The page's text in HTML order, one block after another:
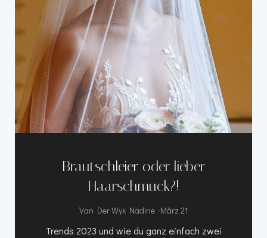
Brautschleier oder lieber
Haarschmuck?!
Van Der Wyk Nadine -März 21
Trends 2023 und wie du ganz einfach zwei